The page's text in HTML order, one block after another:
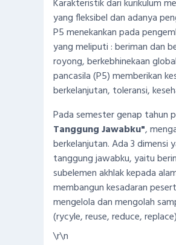
Karakteristik dari kurikulum
yang fleksibel dan adanya
P5 menekankan pada
yang meliputi : beriman dan
royong, berkebhinekaan
pancasila (P5) memberikan
berkelanjutan, toleransi,
Pada semester genap tahun
Tanggung Jawabku",
berkelanjutan. Ada 3 dimensi
tanggung jawabku, yaitu
subelemen akhlak kepada
membangun kesadaran
mengelola dan mengolah
(rycyle, reuse, reduce,
\r\n